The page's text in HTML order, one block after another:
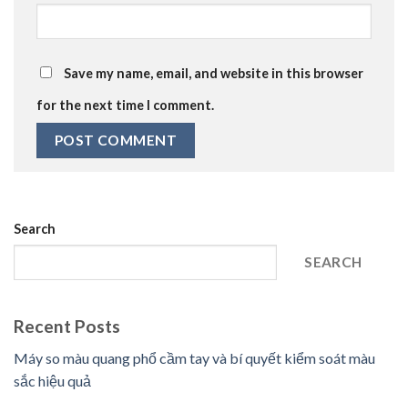
Save my name, email, and website in this browser
for the next time I comment.
Search
SEARCH
Recent Posts
Máy so màu quang phổ cầm tay và bí quyết kiểm soát màu
sắc hiệu quả